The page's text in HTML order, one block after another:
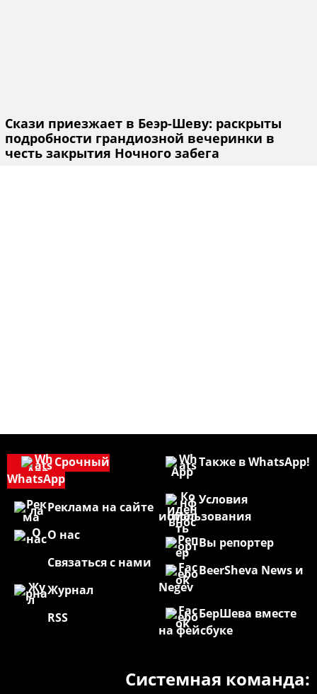
Скази приезжает в Беэр-Шеву: раскрыты
подробности грандиозной вечеринки в
честь закрытия Ночного забега
Также в WhatsApp!
Условия
использования
Вы репортер
BeerSheva News и
Negev
БерШева вместе
на фейсбуке
Срочный
WhatsApp
Реклама на сайте
О нас
Связаться с нами
Журнал
RSS
Системная команда: